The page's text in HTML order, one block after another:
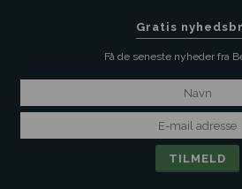
Gratis
Få de seneste nyheder fra